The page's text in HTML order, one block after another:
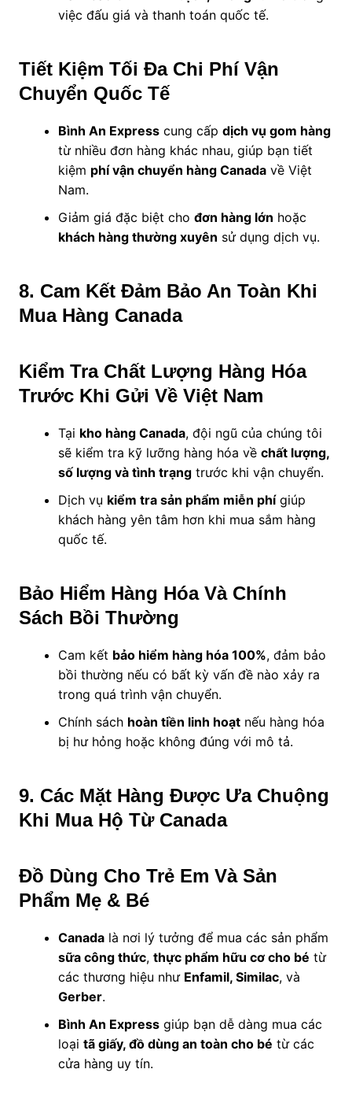
việc đấu giá và thanh toán quốc tế.
Tiết Kiệm Tối Đa Chi Phí Vận
Chuyển Quốc Tế
Bình An Expresscung cấp dịch vụ gom hàng
từ nhiều đơn hàng khác nhau, giúp bạn tiết
kiệm phí vận chuyển hàng Canadavề Việt
Nam.
Giảm giá đặc biệt cho đơn hàng lớn hoặc
khách hàng thường xuyên sử dụng dịch vụ.
8. Cam Kết Đảm Bảo An Toàn Khi
Mua Hàng Canada
Kiểm Tra Chất Lượng Hàng Hóa
Trước Khi Gửi Về Việt Nam
Tại kho hàng Canada, đội ngũ của chúng tôi
sẽ kiểm tra kỹ lưỡng hàng hóa về chất lượng,
số lượng và tình trạngtrước khi vận chuyển.
Dịch vụ kiểm tra sản phẩm miễn phígiúp
khách hàng yên tâm hơn khi mua sắm hàng
quốc tế.
Bảo Hiểm Hàng Hóa Và Chính
Sách Bồi Thường
Cam kết bảo hiểm hàng hóa 100%, đảm bảo
bồi thường nếu có bất kỳ vấn đề nào xảy ra
trong quá trình vận chuyển.
Chính sách hoàn tiền linh hoạtnếu hàng hóa
bị hư hỏng hoặc không đúng với mô tả.
9. Các Mặt Hàng Được Ưa Chuộng
Khi Mua Hộ Từ Canada
Đồ Dùng Cho Trẻ Em Và Sản
Phẩm Mẹ & Bé
Canadalà nơi lý tưởng để mua các sản phẩm
sữa công thức, thực phẩm hữu cơ cho bé từ
các thương hiệu như Enfamil, Similac, và
Gerber.
Bình An Expressgiúp bạn dễ dàng mua các
loại tã giấy, đồ dùng an toàn cho bé từ các
cửa hàng uy tín.